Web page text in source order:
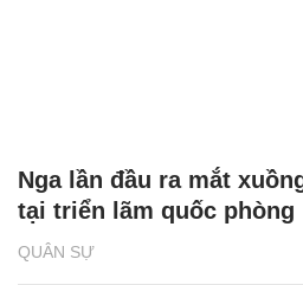
QUÂN SỰ
Nga lần đầu ra mắt
tại triển lãm quốc phòng